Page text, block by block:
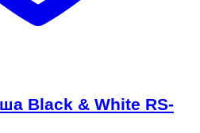
Black & White RS-